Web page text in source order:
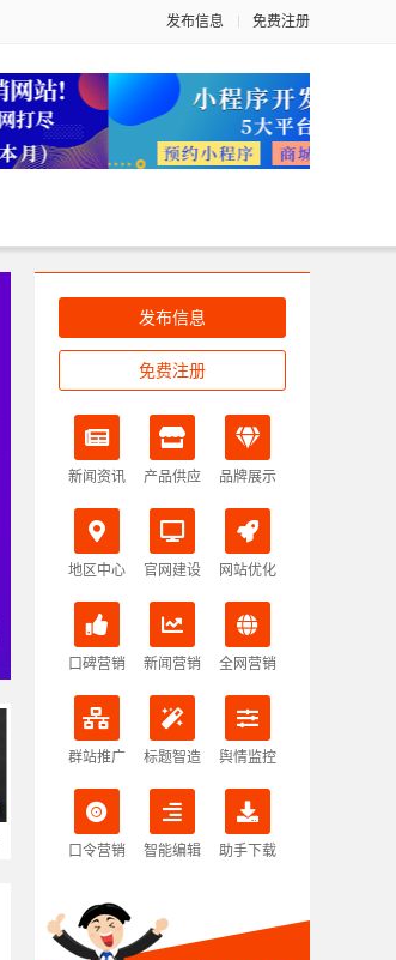
发布信息 免费注册
湖北省腾冠畅实业贸易有限公司 湖北 / 武汉
发布信息
免费注册
新闻资讯 产品供应 品牌展示
地区中心 官网建设 网站优化
口碑营销 新闻营销 全网营销
群站推广 标题智造 舆情监控
口令营销 智能编辑 助手下载